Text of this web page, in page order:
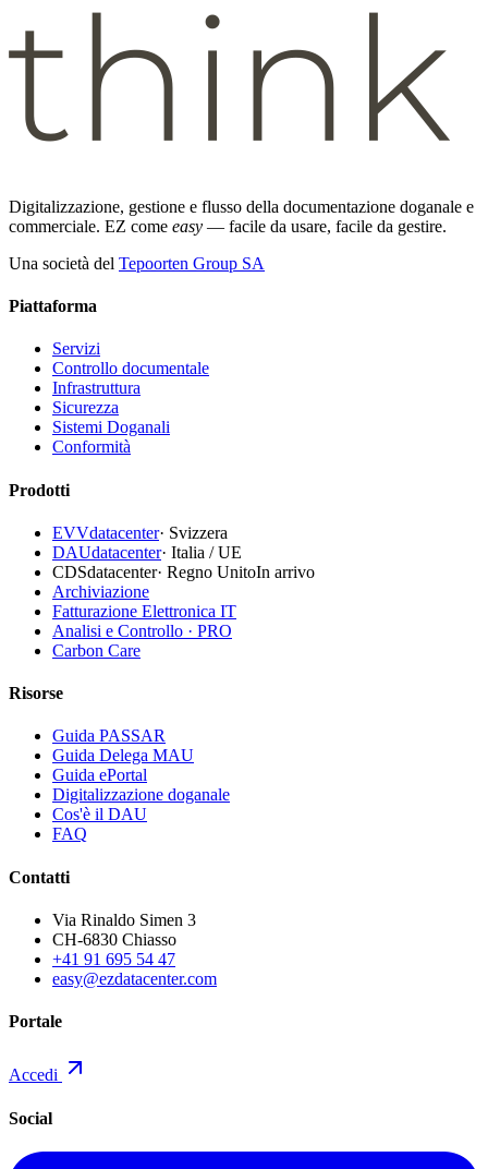
Digitalizzazione, gestione e flusso della documentazione doganale e
commerciale. EZ come easy — facile da usare, facile da gestire.
Una società del Tepoorten Group SA
Piattaforma
Servizi
Controllo documentale
Infrastruttura
Sicurezza
Sistemi Doganali
Conformità
Prodotti
EVVdatacenter· Svizzera
DAUdatacenter· Italia / UE
CDSdatacenter· Regno UnitoIn arrivo
Archiviazione
Fatturazione Elettronica IT
Analisi e Controllo · PRO
Carbon Care
Risorse
Guida PASSAR
Guida Delega MAU
Guida ePortal
Digitalizzazione doganale
Cos'è il DAU
FAQ
Contatti
Via Rinaldo Simen 3
CH-6830 Chiasso
+41 91 695 54 47
easy@ezdatacenter.com
Portale
Accedi
Social